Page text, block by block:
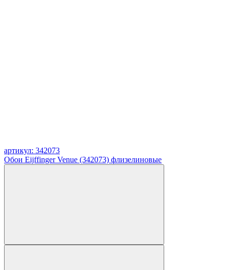
артикул: 342073
Обои Eijffinger Venue (342073) флизелиновые